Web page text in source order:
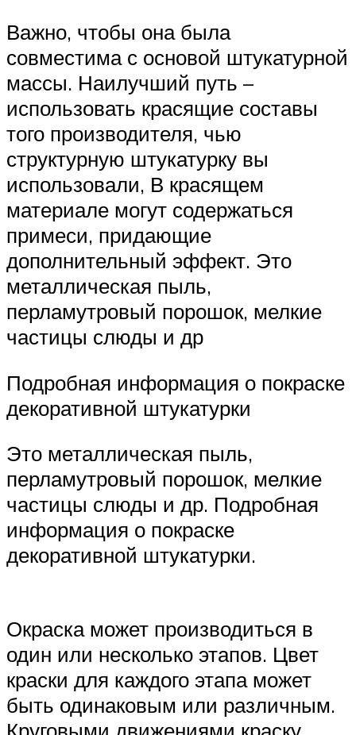
Важно, чтобы она была
совместима с основой штукатурной
массы. Наилучший путь –
использовать красящие составы
того производителя, чью
структурную штукатурку вы
использовали, В красящем
материале могут содержаться
примеси, придающие
дополнительный эффект. Это
металлическая пыль,
перламутровый порошок, мелкие
частицы слюды и др
Подробная информация о покраске
декоративной штукатурки
Это металлическая пыль,
перламутровый порошок, мелкие
частицы слюды и др. Подробная
информация о покраске
декоративной штукатурки.
Окраска может производиться в
один или несколько этапов. Цвет
краски для каждого этапа может
быть одинаковым или различным.